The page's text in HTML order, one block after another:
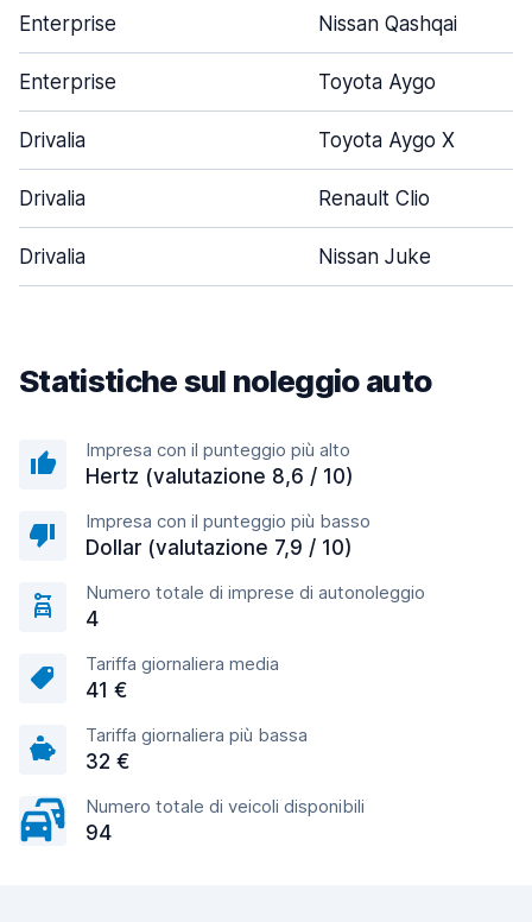
Enterprise Nissan Qashqai
Enterprise Toyota Aygo
Drivalia Toyota Aygo X
Drivalia Renault Clio
Drivalia Nissan Juke
Statistiche sul noleggio auto
Impresa con il punteggio più alto
Hertz (valutazione 8,6 / 10)
Impresa con il punteggio più basso
Dollar (valutazione 7,9 / 10)
Numero totale di imprese di autonoleggio
4
Tariffa giornaliera media
41 €
Tariffa giornaliera più bassa
32 €
Numero totale di veicoli disponibili
94